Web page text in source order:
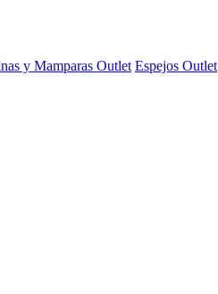
y Mamparas Outlet Espejos Outlet